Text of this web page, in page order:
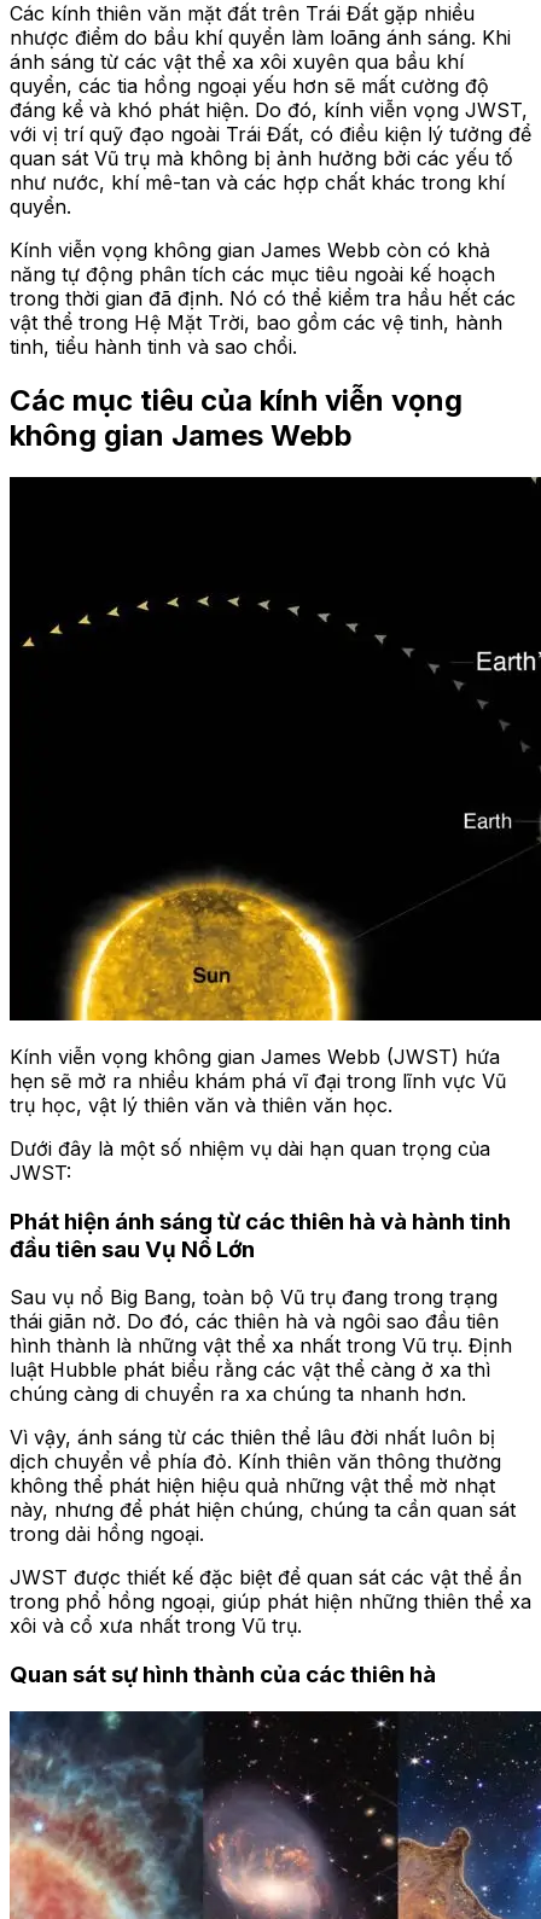
Các kính thiên văn mặt đất trên Trái Đất gặp nhiều
nhược điểm do bầu khí quyển làm loãng ánh sáng. Khi
ánh sáng từ các vật thể xa xôi xuyên qua bầu khí
quyển, các tia hồng ngoại yếu hơn sẽ mất cường độ
đáng kể và khó phát hiện. Do đó, kính viễn vọng JWST,
với vị trí quỹ đạo ngoài Trái Đất, có điều kiện lý tưởng để
quan sát Vũ trụ mà không bị ảnh hưởng bởi các yếu tố
như nước, khí mê-tan và các hợp chất khác trong khí
quyển.
Kính viễn vọng không gian James Webb còn có khả
năng tự động phân tích các mục tiêu ngoài kế hoạch
trong thời gian đã định. Nó có thể kiểm tra hầu hết các
vật thể trong Hệ Mặt Trời, bao gồm các vệ tinh, hành
tinh, tiểu hành tinh và sao chổi.
Các mục tiêu của kính viễn vọng
không gian James Webb
Kính viễn vọng không gian James Webb (JWST) hứa
hẹn sẽ mở ra nhiều khám phá vĩ đại trong lĩnh vực Vũ
trụ học, vật lý thiên văn và thiên văn học.
Dưới đây là một số nhiệm vụ dài hạn quan trọng của
JWST:
Phát hiện ánh sáng từ các thiên hà và hành tinh
đầu tiên sau Vụ Nổ Lớn
Sau vụ nổ Big Bang, toàn bộ Vũ trụ đang trong trạng
thái giãn nở. Do đó, các thiên hà và ngôi sao đầu tiên
hình thành là những vật thể xa nhất trong Vũ trụ. Định
luật Hubble phát biểu rằng các vật thể càng ở xa thì
chúng càng di chuyển ra xa chúng ta nhanh hơn.
Vì vậy, ánh sáng từ các thiên thể lâu đời nhất luôn bị
dịch chuyển về phía đỏ. Kính thiên văn thông thường
không thể phát hiện hiệu quả những vật thể mờ nhạt
này, nhưng để phát hiện chúng, chúng ta cần quan sát
trong dải hồng ngoại.
JWST được thiết kế đặc biệt để quan sát các vật thể ẩn
trong phổ hồng ngoại, giúp phát hiện những thiên thể xa
xôi và cổ xưa nhất trong Vũ trụ.
Quan sát sự hình thành của các thiên hà